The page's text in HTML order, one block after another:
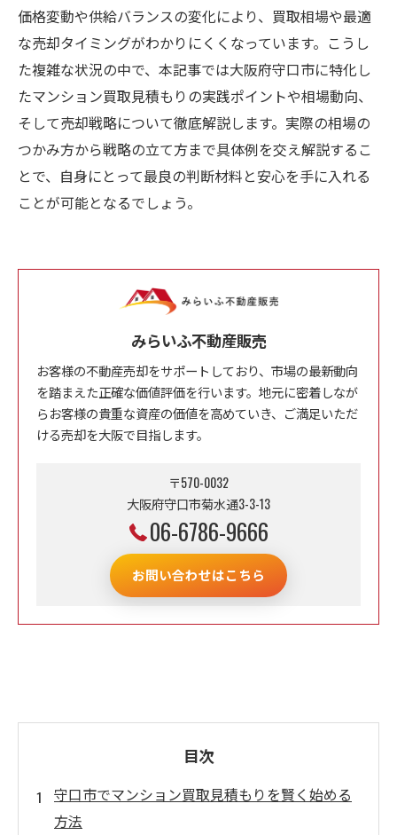
価格変動や供給バランスの変化により、買取相場や最適
な売却タイミングがわかりにくくなっています。こうし
た複雑な状況の中で、本記事では大阪府守口市に特化し
たマンション買取見積もりの実践ポイントや相場動向、
そして売却戦略について徹底解説します。実際の相場の
つかみ方から戦略の立て方まで具体例を交え解説するこ
とで、自身にとって最良の判断材料と安心を手に入れる
ことが可能となるでしょう。
みらいふ不動産販売
お客様の不動産売却をサポートしており、市場の最新動向
を踏まえた正確な価値評価を行います。地元に密着しなが
らお客様の貴重な資産の価値を高めていき、ご満足いただ
ける売却を大阪で目指します。
〒570-0032
大阪府守口市菊水通3-3-13
06-6786-9666
お問い合わせはこちら
目次
守口市でマンション買取見積もりを賢く始める
方法